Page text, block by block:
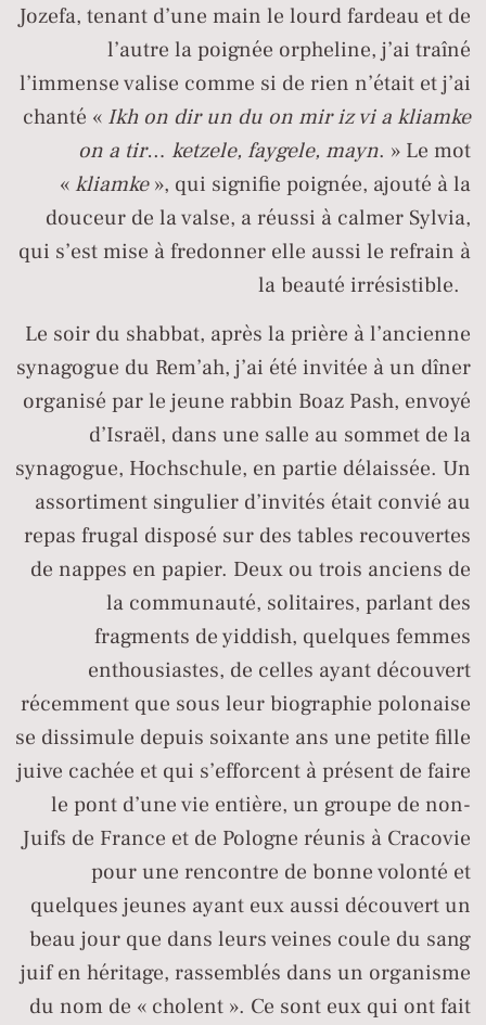
Jozefa, tenant d’une main le lourd fardeau et de
l’autre la poignée orpheline, j’ai traîné
l’immense valise comme si de rien n’était et j’ai
chanté « Ikh on dir un du on mir iz vi a kliamke
on a tir… ketzele, faygele, mayn. » Le mot
«kliamke», qui signifie poignée, ajouté à la
douceur de la valse, a réussi à calmer Sylvia,
qui s’est mise à fredonner elle aussi le refrain à
la beauté irrésistible.
Le soir du shabbat, après la prière à l’ancienne
synagogue du Rem’ah, j’ai été invitée à un dîner
organisé par le jeune rabbin Boaz Pash, envoyé
d’Israël, dans une salle au sommet de la
synagogue, Hochschule, en partie délaissée. Un
assortiment singulier d’invités était convié au
repas frugal disposé sur des tables recouvertes
de nappes en papier. Deux ou trois anciens de
la communauté, solitaires, parlant des
fragments de yiddish, quelques femmes
enthousiastes, de celles ayant découvert
récemment que sous leur biographie polonaise
se dissimule depuis soixante ans une petite fille
juive cachée et qui s’efforcent à présent de faire
le pont d’une vie entière, un groupe de non-
Juifs de France et de Pologne réunis à Cracovie
pour une rencontre de bonne volonté et
quelques jeunes ayant eux aussi découvert un
beau jour que dans leurs veines coule du sang
juif en héritage, rassemblés dans un organisme
du nom de « cholent ». Ce sont eux qui ont fait